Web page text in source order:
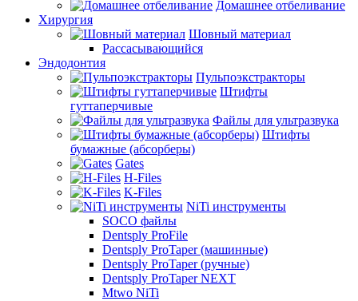
Домашнее отбеливание
Хирургия
Шовный материал
Рассасывающийся
Эндодонтия
Пульпоэкстракторы
Штифты
гуттаперчивые
Файлы для ультразвука
Штифты
бумажные (абсорберы)
Gates
H-Files
K-Files
NiTi инструменты
SOCO файлы
Dentsply ProFile
Dentsply ProTaper (машинные)
Dentsply ProTaper (ручные)
Dentsply ProTaper NEXT
Mtwo NiTi